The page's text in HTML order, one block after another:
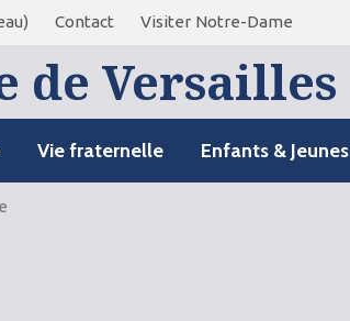
Contact Visiter Notre-Dame
de Versailles
Vie fraternelle Enfants & Jeunes